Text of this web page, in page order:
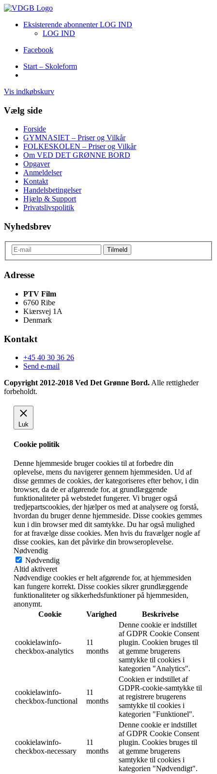
Eksisterende abonnenter LOG IND
LOG IND
Facebook
Start – Skoleform
Vis indkøbskurv
Vælg side
Forside
GYMNASIET – Priser og Vilkår
FOLKESKOLEN – Priser og Vilkår
Om VED DET GRØNNE BORD
Opgaver
Anmeldelser
Kontakt
Handelsbetingelser
Hjælp & Support
Privatslivspolitik
Nyhedsbrev
Adresse
PTV Film
6760 Ribe
Kiærsvej 1A
Denmark
Kontakt
+45 40 30 36 26
Send e-mail
Copyright 2012-2018 Ved Det Grønne Bord. Alle rettigheder
forbeholdt.
Luk
Cookie politik
Denne hjemmeside bruger cookies til at forbedre din
oplevelse, mens du navigerer gennem hjemmesiden. Ud af
disse gemmes de cookies, der kategoriseres efter behov, i din
browser, da de er afgørende for, at grundlæggende
funktionaliteter på webstedet fungerer. Vi bruger også
tredjepartscookies, der hjælper os med at analysere og forstå,
hvordan du bruger denne hjemmeside. Disse cookies gemmes
kun i din browser med dit samtykke. Du har også mulighed
for at fravælge disse cookies. Men hvis du fravælger nogle af
disse cookies, kan det påvirke din browseroplevelse.
Nødvendig
Nødvendig
Altid aktiveret
Nødvendige cookies er helt afgørende for, at hjemmesiden
kan fungere korrekt. Disse cookies sikrer grundlæggende
funktionaliteter og sikkerhedsfunktioner på hjemmesiden,
anonymt.
Cookie
Varighed Beskrivelse
cookielawinfo-
checkbox-analytics
11
months
Denne cookie er indstillet
af GDPR Cookie Consent
plugin. Cookien bruges til
at gemme brugerens
samtykke til cookies i
kategorien "Analytics".
cookielawinfo-
checkbox-functional
11
months
Cookien er indstillet af
GDPR-cookie-samtykke til
at registrere brugerens
samtykke til cookies i
kategorien "Funktionel".
cookielawinfo-
checkbox-necessary
11
months
Denne cookie er indstillet
af GDPR Cookie Consent
plugin. Cookies bruges til
at gemme brugerens
samtykke til cookies i
kategorien "Nødvendigt".